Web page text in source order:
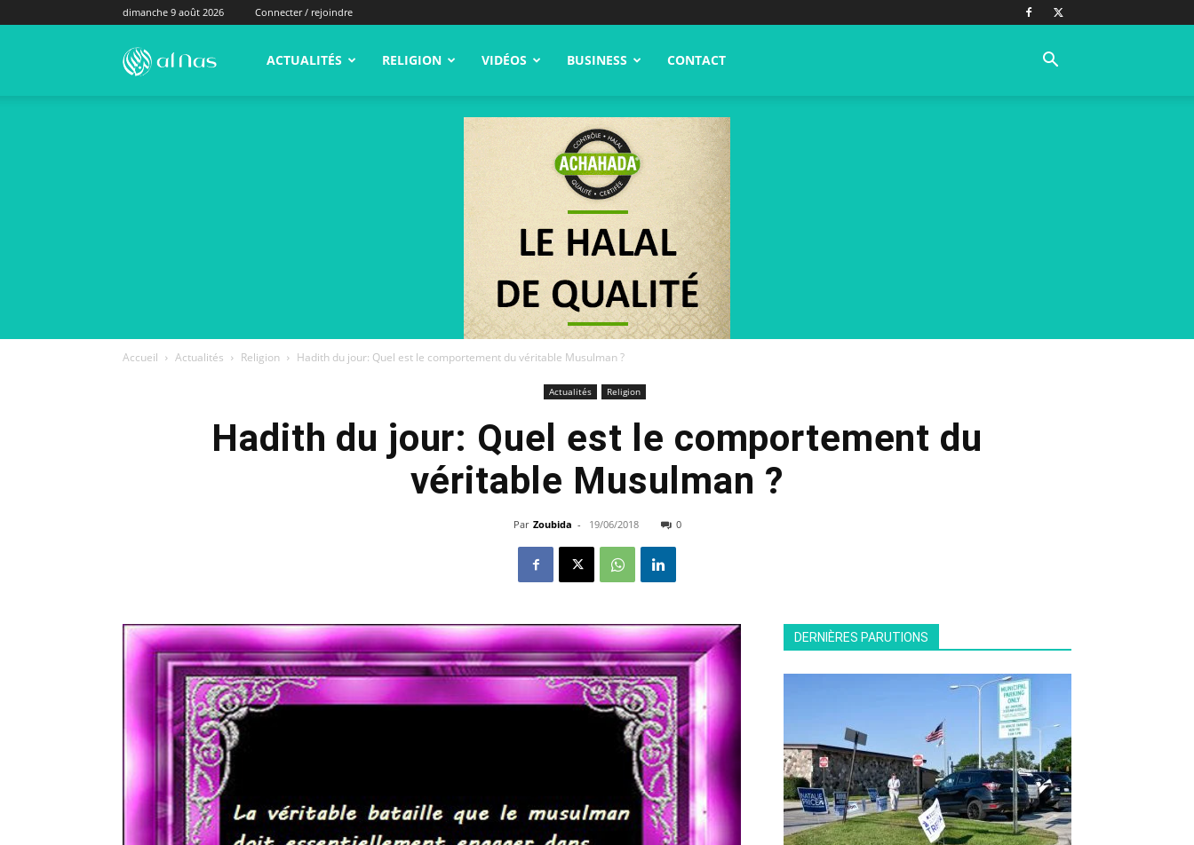
dimanche 9 août 2026 Connecter / rejoindre
alNas.fr ACTUALITÉS RELIGION VIDÉOS BUSINESS CONTACT
Accueil Actualités Religion Hadith du jour: Quel est le comportement du véritable Musulman ?
Actualités Religion
Hadith du jour: Quel est le comportement du
véritable Musulman ?
Par Zoubida - 19/06/2018 0
DERNIÈRES PARUTIONS